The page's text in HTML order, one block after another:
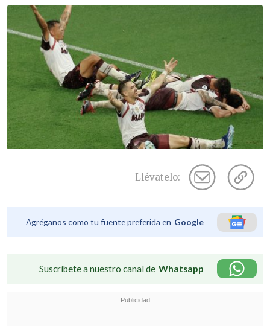
Llévatelo:
Agréganos como tu fuente preferida en Google
Suscríbete a nuestro canal de Whatsapp